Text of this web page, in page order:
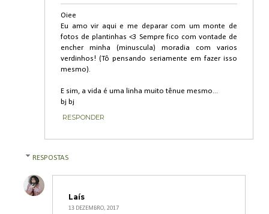
Oiee
Eu amo vir aqui e me deparar com um monte de
fotos de plantinhas <3 Sempre fico com vontade de
encher minha (minuscula) moradia com varios
verdinhos! (Tô pensando seriamente em fazer isso
mesmo).
E sim, a vida é uma linha muito tênue mesmo...
bj bj
RESPONDER
RESPOSTAS
Laís
13 DEZEMBRO, 2017